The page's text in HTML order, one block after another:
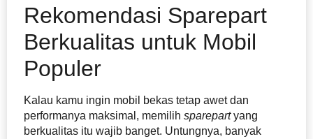
Rekomendasi Sparepart
Berkualitas untuk Mobil
Populer
Kalau kamu ingin mobil bekas tetap awet dan
performanya maksimal, memilih sparepartyang
berkualitas itu wajib banget. Untungnya, banyak